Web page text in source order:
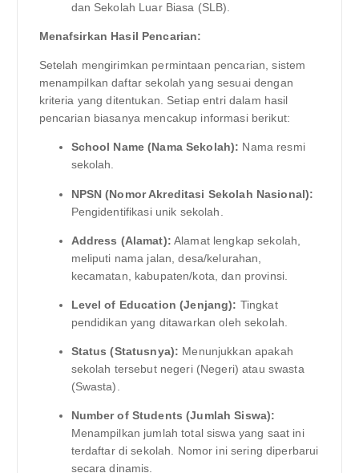
dan Sekolah Luar Biasa (SLB).
Menafsirkan Hasil Pencarian:
Setelah mengirimkan permintaan pencarian, sistem
menampilkan daftar sekolah yang sesuai dengan
kriteria yang ditentukan. Setiap entri dalam hasil
pencarian biasanya mencakup informasi berikut:
School Name (Nama Sekolah): Nama resmi
sekolah.
NPSN (Nomor Akreditasi Sekolah Nasional):
Pengidentifikasi unik sekolah.
Address (Alamat): Alamat lengkap sekolah,
meliputi nama jalan, desa/kelurahan,
kecamatan, kabupaten/kota, dan provinsi.
Level of Education (Jenjang): Tingkat
pendidikan yang ditawarkan oleh sekolah.
Status (Statusnya): Menunjukkan apakah
sekolah tersebut negeri (Negeri) atau swasta
(Swasta).
Number of Students (Jumlah Siswa):
Menampilkan jumlah total siswa yang saat ini
terdaftar di sekolah. Nomor ini sering diperbarui
secara dinamis.